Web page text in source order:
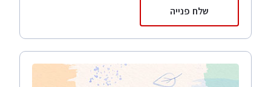
שלח פנייה